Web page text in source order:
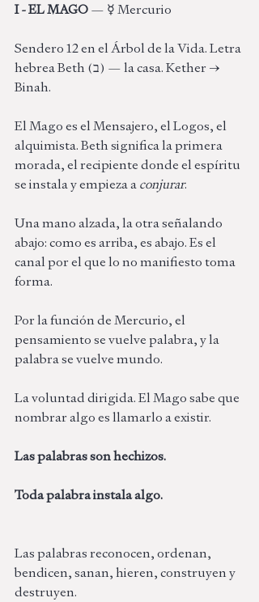
I - EL MAGO — ☿ Mercurio
Sendero 12 en el Árbol de la Vida. Letra
hebrea Beth (ב) — la casa. Kether →
Binah.
El Mago es el Mensajero, el Logos, el
alquimista. Beth significa la primera
morada, el recipiente donde el espíritu
se instala y empieza a conjurar.
Una mano alzada, la otra señalando
abajo: como es arriba, es abajo. Es el
canal por el que lo no manifiesto toma
forma.
Por la función de Mercurio, el
pensamiento se vuelve palabra, y la
palabra se vuelve mundo.
La voluntad dirigida. El Mago sabe que
nombrar algo es llamarlo a existir.
Las palabras son hechizos.
Toda palabra instala algo.
Las palabras reconocen, ordenan,
bendicen, sanan, hieren, construyen y
destruyen.